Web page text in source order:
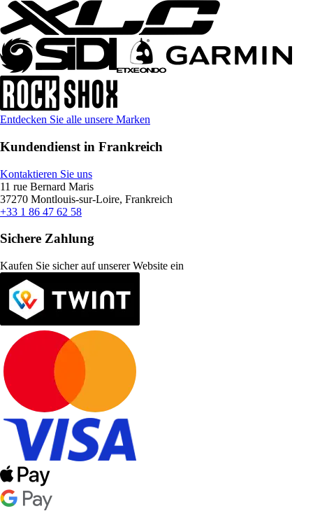
Entdecken Sie alle unsere Marken
Kundendienst in Frankreich
Kontaktieren Sie uns
11 rue Bernard Maris
37270 Montlouis-sur-Loire, Frankreich
+33 1 86 47 62 58
Sichere Zahlung
Kaufen Sie sicher auf unserer Website ein